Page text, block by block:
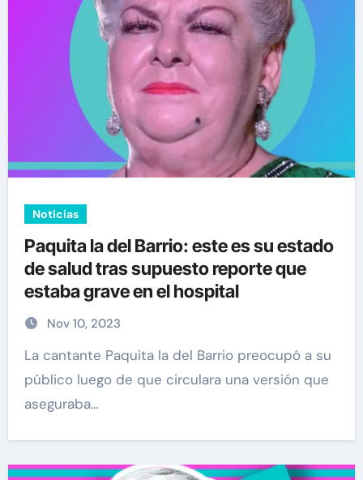
Noticias
Paquita la del Barrio: este es su estado
de salud tras supuesto reporte que
estaba grave en el hospital
Nov 10, 2023
La cantante Paquita la del Barrio preocupó a su
público luego de que circulara una versión que
aseguraba…